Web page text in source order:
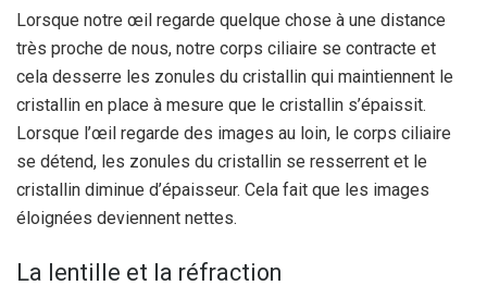
Lorsque notre œil regarde quelque chose à une distance
très proche de nous, notre corps ciliaire se contracte et
cela desserre les zonules du cristallin qui maintiennent le
cristallin en place à mesure que le cristallin s’épaissit.
Lorsque l’œil regarde des images au loin, le corps ciliaire
se détend, les zonules du cristallin se resserrent et le
cristallin diminue d’épaisseur. Cela fait que les images
éloignées deviennent nettes.
La lentille et la réfraction